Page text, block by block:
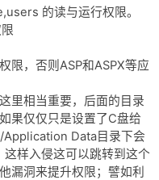
的读与运行权限。
限，否则ASP和ASPX等应
里相当重要，后面的目录
果仅仅只是设置了C盘给
Data目录下会
样入侵这可以跳转到这个
漏洞来提升权限；譬如利